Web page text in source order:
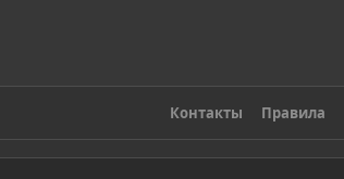
Контакты Правила